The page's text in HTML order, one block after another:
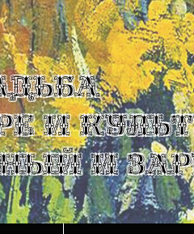
и
и